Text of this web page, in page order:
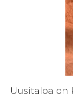
Uusitaloa on